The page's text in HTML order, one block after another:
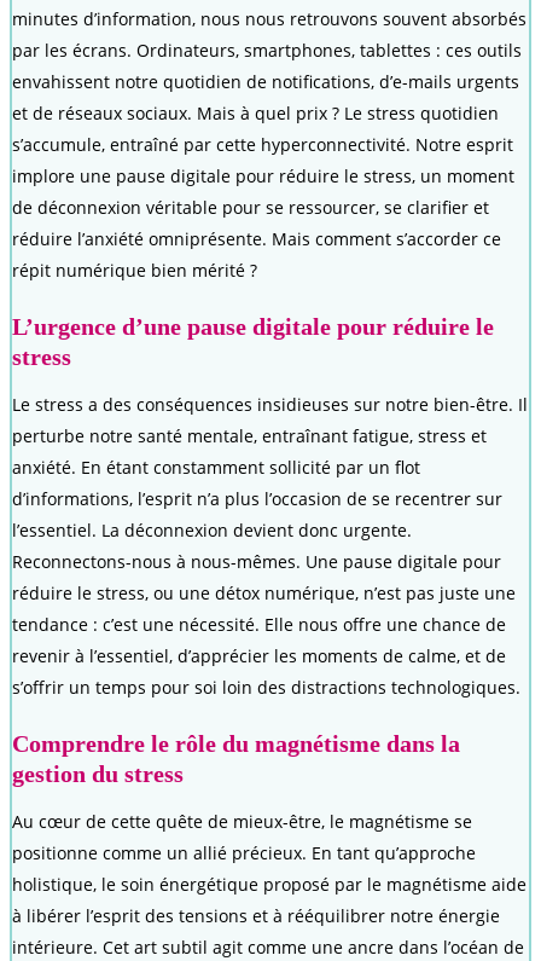
minutes d’information, nous nous retrouvons souvent absorbés
par les écrans. Ordinateurs, smartphones, tablettes : ces outils
envahissent notre quotidien de notifications, d’e-mails urgents
et de réseaux sociaux. Mais à quel prix ? Le stress quotidien
s’accumule, entraîné par cette hyperconnectivité. Notre esprit
implore une pause digitale pour réduire le stress, un moment
de déconnexion véritable pour se ressourcer, se clarifier et
réduire l’anxiété omniprésente. Mais comment s’accorder ce
répit numérique bien mérité ?
L’urgence d’une pause digitale pour réduire le
stress
Le stress a des conséquences insidieuses sur notre bien-être. Il
perturbe notre santé mentale, entraînant fatigue, stress et
anxiété. En étant constamment sollicité par un flot
d’informations, l’esprit n’a plus l’occasion de se recentrer sur
l’essentiel. La déconnexion devient donc urgente.
Reconnectons-nous à nous-mêmes. Une pause digitale pour
réduire le stress, ou une détox numérique, n’est pas juste une
tendance : c’est une nécessité. Elle nous offre une chance de
revenir à l’essentiel, d’apprécier les moments de calme, et de
s’offrir un temps pour soi loin des distractions technologiques.
Comprendre le rôle du magnétisme dans la
gestion du stress
Au cœur de cette quête de mieux-être, le magnétisme se
positionne comme un allié précieux. En tant qu’approche
holistique, le soin énergétique proposé par le magnétisme aide
à libérer l’esprit des tensions et à rééquilibrer notre énergie
intérieure. Cet art subtil agit comme une ancre dans l’océan de